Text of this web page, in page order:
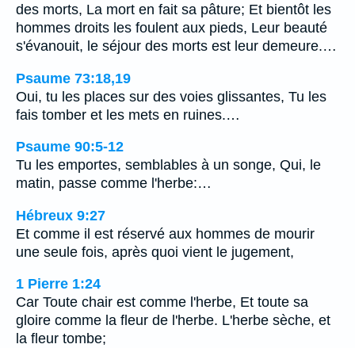
des morts, La mort en fait sa pâture; Et bientôt les
hommes droits les foulent aux pieds, Leur beauté
s'évanouit, le séjour des morts est leur demeure.…
Psaume 73:18,19
Oui, tu les places sur des voies glissantes, Tu les
fais tomber et les mets en ruines.…
Psaume 90:5-12
Tu les emportes, semblables à un songe, Qui, le
matin, passe comme l'herbe:…
Hébreux 9:27
Et comme il est réservé aux hommes de mourir
une seule fois, après quoi vient le jugement,
1 Pierre 1:24
Car Toute chair est comme l'herbe, Et toute sa
gloire comme la fleur de l'herbe. L'herbe sèche, et
la fleur tombe;